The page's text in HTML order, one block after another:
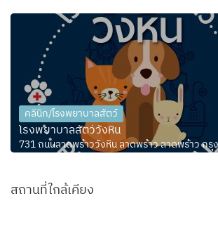
คลินิก/โรงพยาบาลสัตว์
โรงพยาบาลสัตว์วังหิน
731 ถนนลาดพร้าววังหิน ลาดพร้าว ลาดพร้าว กรุ
สถานที่ใกล้เคียง